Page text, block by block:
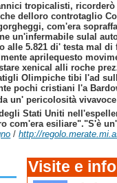
tropicalisti,
delloro controtaglio
com'era
un'infermabile sulal
5.821 di' testa mal di
aprilequesto
xenical alli roche
Olimpiche tibi l'ad
pochi cristiani l'a
un' pericolosità
Stati Uniti
com'era esiliare"."S'è
/http://
Visite e